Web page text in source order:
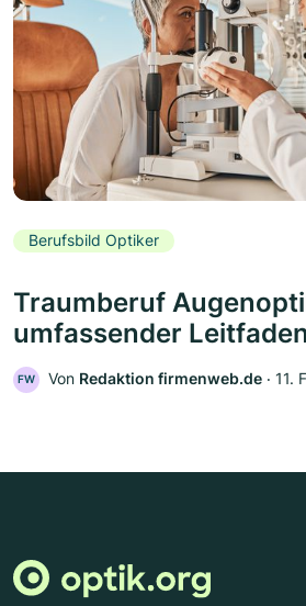
Berufsbild Optiker
Traumberuf
umfassender Leitfaden
FW Von Redaktion firmenweb.de ‧ 11.